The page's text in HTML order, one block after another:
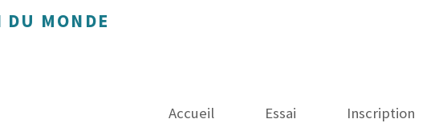
MONDE
Accueil Essai Inscription